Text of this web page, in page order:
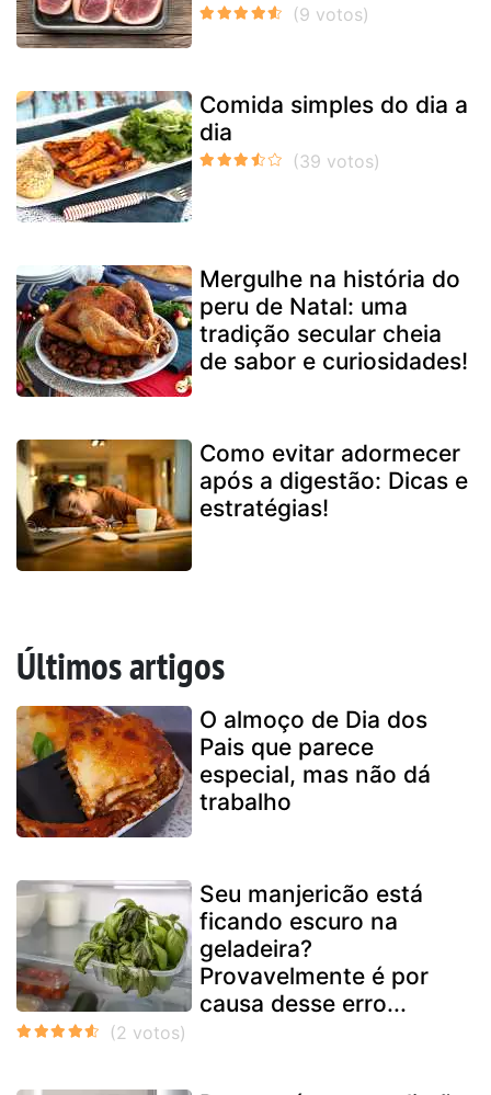
Comida simples do dia a
dia
Mergulhe na história do
peru de Natal: uma
tradição secular cheia
de sabor e curiosidades!
Como evitar adormecer
após a digestão: Dicas e
estratégias!
Últimos artigos
O almoço de Dia dos
Pais que parece
especial, mas não dá
trabalho
Seu manjericão está
ficando escuro na
geladeira?
Provavelmente é por
causa desse erro...